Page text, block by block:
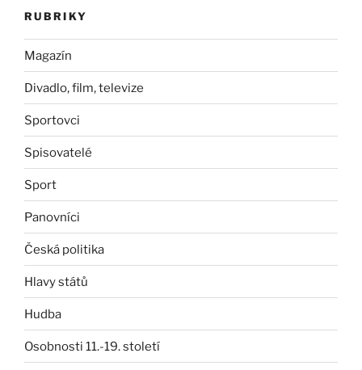
RUBRIKY
Magazín
Divadlo, film, televize
Sportovci
Spisovatelé
Sport
Panovníci
Česká politika
Hlavy států
Hudba
Osobnosti 11.-19. století